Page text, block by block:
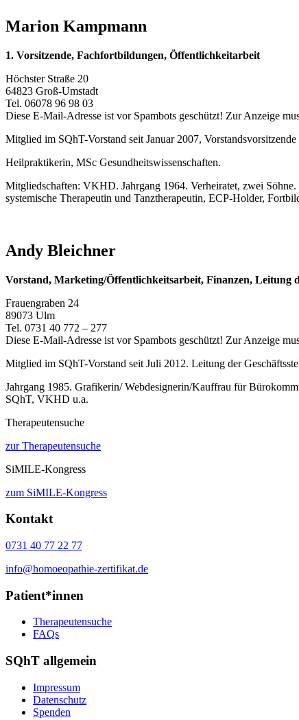
Marion Kampmann
1. Vorsitzende, Fachfortbildungen, Öffentlichkeitarbeit
Höchster Straße 20
64823 Groß-Umstadt
Tel. 06078 96 98 03
Diese E-Mail-Adresse ist vor Spambots geschützt! Zur Anzeige
Mitglied im SQhT-Vorstand seit Januar 2007,
Heilpraktikerin, MSc Gesundheitswissenschaften.
Mitgliedschaften: VKHD. Jahrgang 1964. Verheiratet, zwei
systemische Therapeutin und Tanztherapeutin, ECP-Holder,
Andy Bleichner
Vorstand, Marketing/Öffentlichkeitsarbeit, Finanzen, Leitung
Frauengraben 24
89073 Ulm
Tel. 0731 40 772 – 277
Diese E-Mail-Adresse ist vor Spambots geschützt! Zur Anzeige
Mitglied im SQhT-Vorstand seit Juli 2012. Leitung der
Jahrgang 1985. Grafikerin/ Webdesignerin/Kauffrau für
SQhT, VKHD u.a.
Therapeutensuche
zur Therapeutensuche
SiMILE-Kongress
zum SiMILE-Kongress
Kontakt
0731 40 77 22 77
info@homoeopathie-zertifikat.de
Patient*innen
Therapeutensuche
FAQs
SQhT allgemein
Impressum
Datenschutz
Spenden